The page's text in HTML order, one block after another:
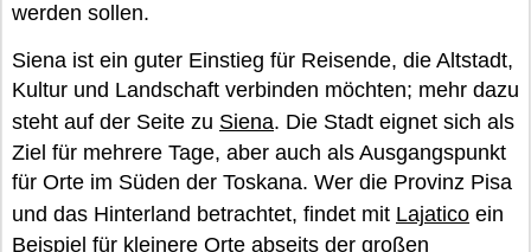
werden sollen.
Siena ist ein guter Einstieg für Reisende, die Altstadt,
Kultur und Landschaft verbinden möchten; mehr dazu
steht auf der Seite zu Siena. Die Stadt eignet sich als
Ziel für mehrere Tage, aber auch als Ausgangspunkt
für Orte im Süden der Toskana. Wer die Provinz Pisa
und das Hinterland betrachtet, findet mit Lajatico ein
Beispiel für kleinere Orte abseits der großen